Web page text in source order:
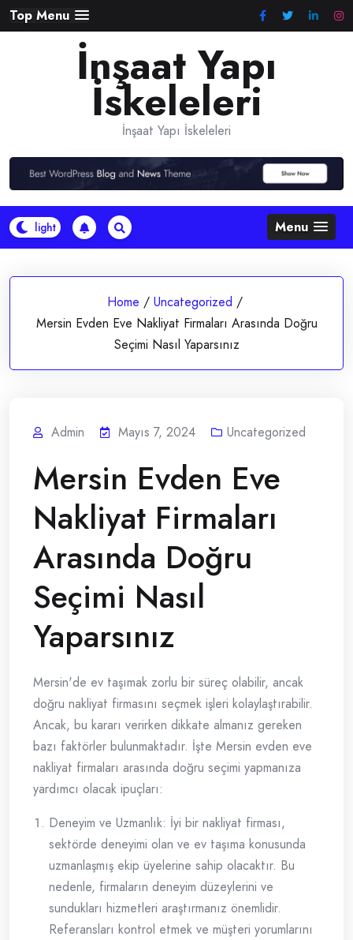
Skip
to
Top Menu
İnşaat Yapı
İskeleleri
İnşaat Yapı İskeleleri
Menu
Home / Uncategorized /
Mersin Evden Eve Nakliyat Firmaları Arasında Doğru
Seçimi Nasıl Yaparsınız
Admin Mayıs 7, 2024 Uncategorized
Mersin Evden Eve
Nakliyat Firmaları
Arasında Doğru
Seçimi Nasıl
Yaparsınız
Mersin'de ev taşımak zorlu bir süreç olabilir, ancak
doğru nakliyat firmasını seçmek işleri kolaylaştırabilir.
Ancak, bu kararı verirken dikkate almanız gereken
bazı faktörler bulunmaktadır. İşte Mersin evden eve
nakliyat firmaları arasında doğru seçimi yapmanıza
yardımcı olacak ipuçları:
Deneyim ve Uzmanlık: İyi bir nakliyat firması,
sektörde deneyimi olan ve ev taşıma konusunda
uzmanlaşmış ekip üyelerine sahip olacaktır. Bu
nedenle, firmaların deneyim düzeylerini ve
sundukları hizmetleri araştırmanız önemlidir.
Referansları kontrol etmek ve müşteri yorumlarını